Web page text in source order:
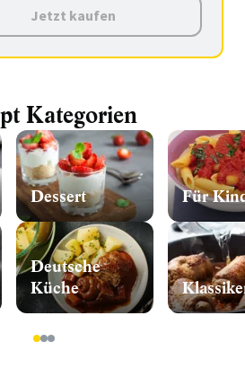
Jetzt kaufen
Kategorien
Dessert
Deutsche
Küche
Für
123